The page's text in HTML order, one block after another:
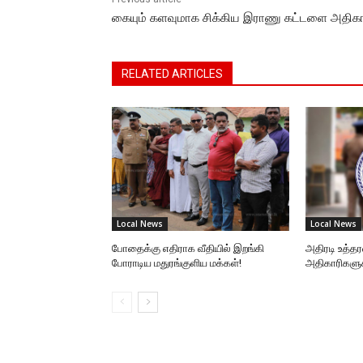
கையும் களவுமாக சிக்கிய இராணு கட்டளை
RELATED ARTICLES
Local News
போதைக்கு எதிராக வீதியில் இறங்கி
போராடிய மதுரங்குளிய மக்கள்!
Local News
அதிரடி